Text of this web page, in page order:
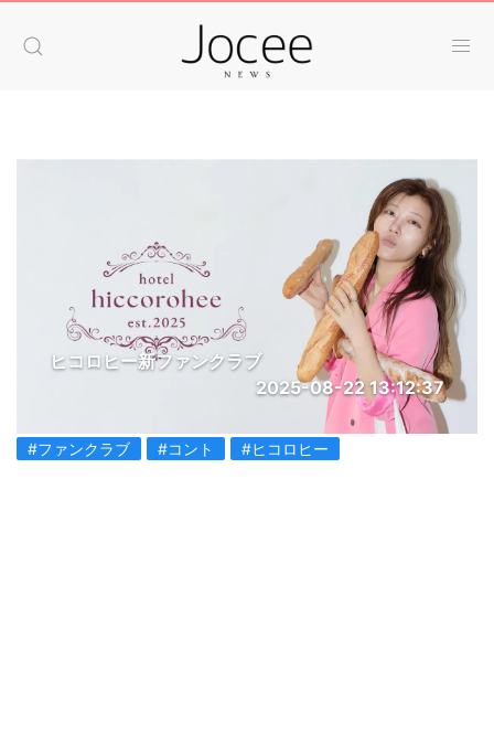
ヒコロヒー新ファンクラブ
2025-08-22 13:12:37
#ファンクラブ #コント #ヒコロヒー